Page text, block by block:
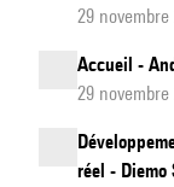
29
Accueil -
29
réel - Diemo